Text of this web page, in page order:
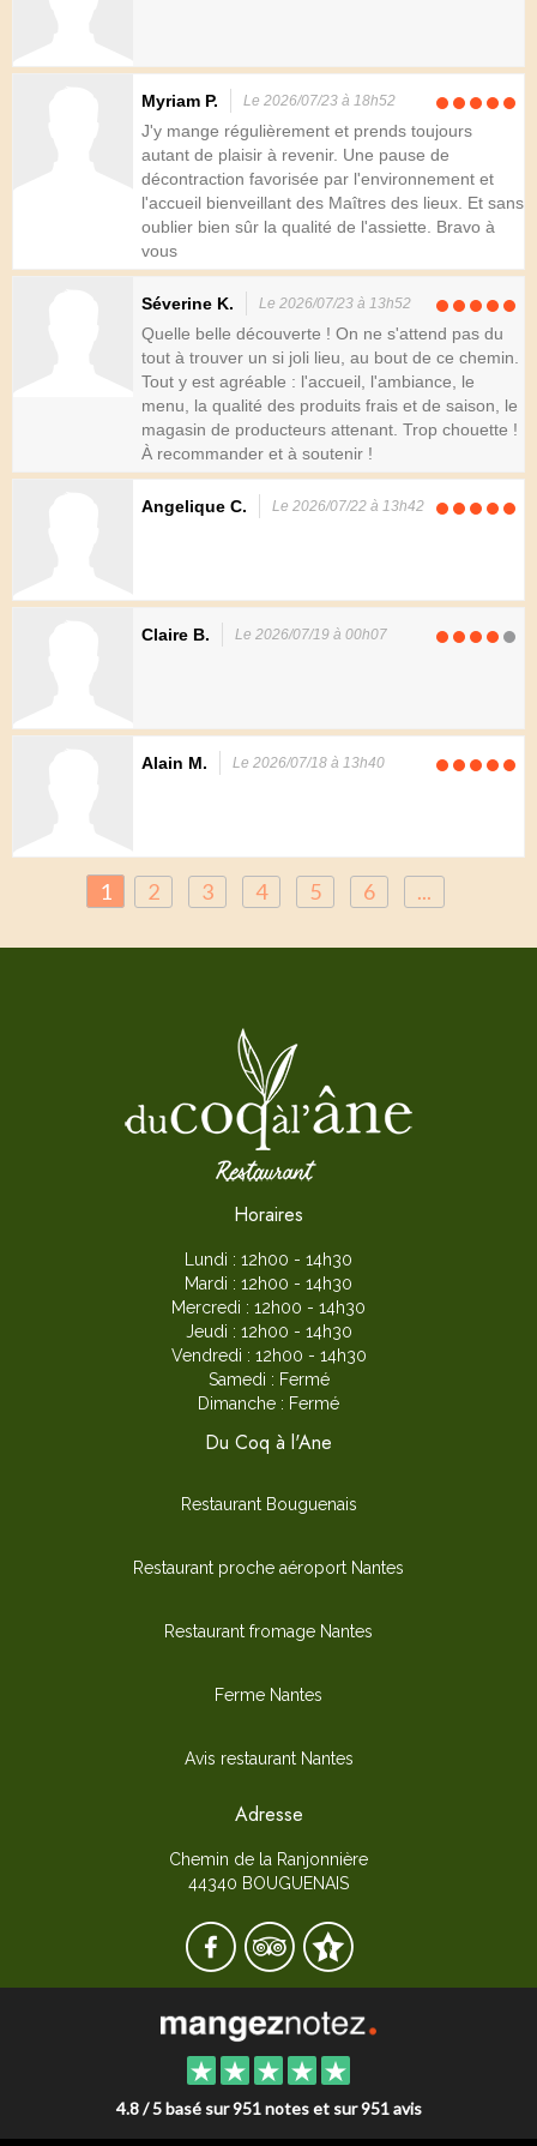
Myriam P. Le 2026/07/23 à 18h52
J'y mange régulièrement et prends toujours
autant de plaisir à revenir. Une pause de
décontraction favorisée par l'environnement et
l'accueil bienveillant des Maîtres des lieux. Et sans
oublier bien sûr la qualité de l'assiette. Bravo à
vous
Séverine K. Le 2026/07/23 à 13h52
Quelle belle découverte ! On ne s'attend pas du
tout à trouver un si joli lieu, au bout de ce chemin.
Tout y est agréable : l'accueil, l'ambiance, le
menu, la qualité des produits frais et de saison, le
magasin de producteurs attenant. Trop chouette !
À recommander et à soutenir !
Angelique C. Le 2026/07/22 à 13h42
Claire B. Le 2026/07/19 à 00h07
Alain M. Le 2026/07/18 à 13h40
1 2 3 4 5 6 ...
Horaires
Lundi : 12h00 - 14h30
Mardi : 12h00 - 14h30
Mercredi : 12h00 - 14h30
Jeudi : 12h00 - 14h30
Vendredi : 12h00 - 14h30
Samedi : Fermé
Dimanche : Fermé
Du Coq à l'Ane
Restaurant Bouguenais
Restaurant proche aéroport Nantes
Restaurant fromage Nantes
Ferme Nantes
Avis restaurant Nantes
Adresse
Chemin de la Ranjonnière
44340 BOUGUENAIS
4.8 / 5 basé sur 951 notes et sur 951 avis